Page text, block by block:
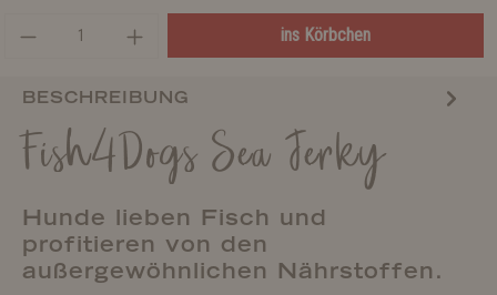
ins Körbchen
BESCHREIBUNG
Fish4Dogs Sea Jerky
Hunde lieben Fisch und
profitieren von den
außergewöhnlichen Nährstoffen.